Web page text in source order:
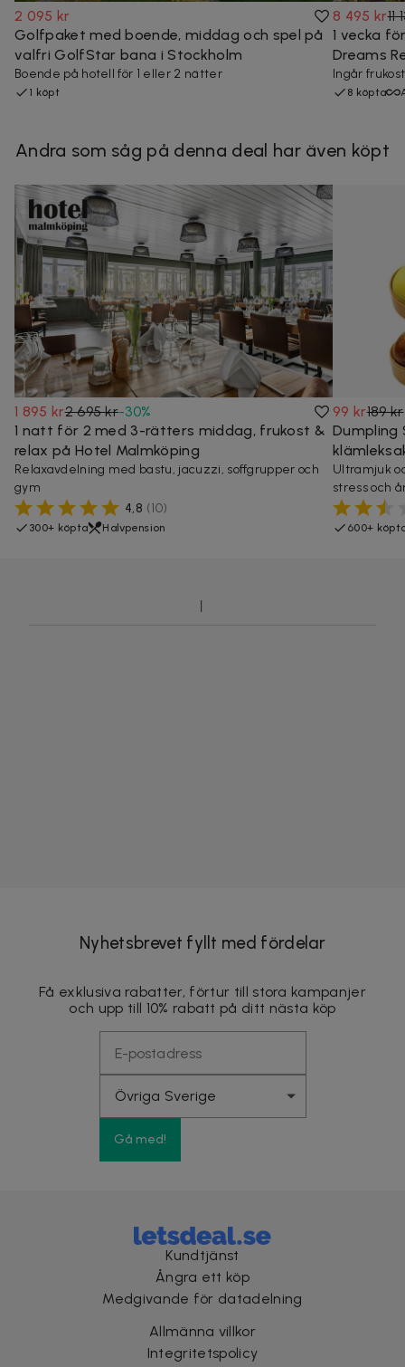
2 095 kr
Golfpaket med boende, middag och spel på
valfri GolfStar bana i Stockholm
Boende på hotell för 1 eller 2 nätter
1 köpt
8 495 kr11
1 vecka
Dreams
Ingår
8 köpta
Andra som såg på denna deal har även köpt
1 895 kr2 695 kr-30%
1 natt för 2 med 3-rätters middag, frukost &
relax på Hotel Malmköping
Relaxavdelning med bastu, jacuzzi, soffgrupper och
gym
4,8 (10)
300+ köpta Halvpension
99 kr189 kr
Dumpling
Ultramjuk
stress och
600+
Nyhetsbrevet fyllt med fördelar
Få exklusiva rabatter, förtur till stora kampanjer
och upp till 10% rabatt på ditt nästa köp
Gå med!
Kundtjänst
Ångra ett köp
Medgivande för datadelning
Allmänna villkor
Integritetspolicy